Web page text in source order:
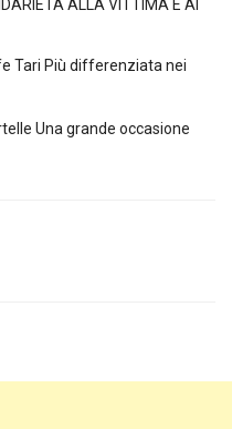
ALLA VITTIMA E AI
Tari Più differenziata nei
Una grande occasione